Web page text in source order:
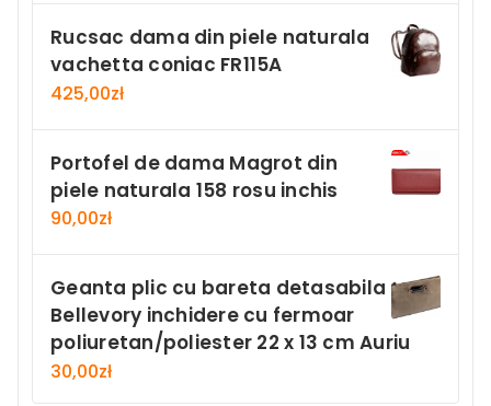
Rucsac dama din piele naturala
vachetta coniac FR115A
425,00zł
Portofel de dama Magrot din
piele naturala 158 rosu inchis
90,00zł
Geanta plic cu bareta detasabila
Bellevory inchidere cu fermoar
poliuretan/poliester 22 x 13 cm Auriu
30,00zł